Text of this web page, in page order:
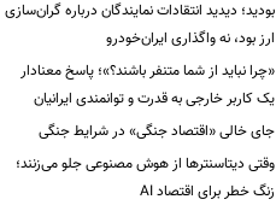
بودید؛ دیدید انتقادات نمایندگان درباره گران‌سازی
ارز بود، نه واگذاری ایران‌خودرو
«چرا نباید از شما متنفر باشند؟»؛ پاسخ معنادار
یک کاربر خارجی به قدرت و توانمندی ایرانیان
جای خالی «اقتصاد جنگی» در شرایط جنگی
وقتی دیتاسنترها از هوش مصنوعی جلو می‌زنند؛
زنگ خطر برای اقتصاد AI